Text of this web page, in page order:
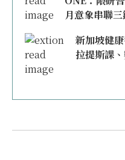
月意象串聯
新加坡健
拉提斯課